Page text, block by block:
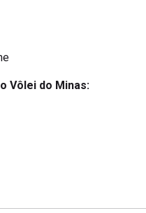
Vôlei do Minas: